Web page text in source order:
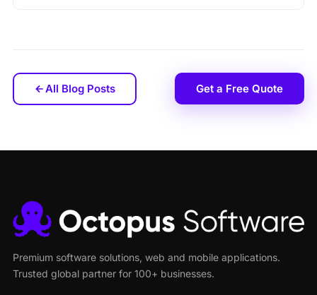
All Blog Posts Get a Free Quote
Premium software solutions, web and mobile applications.
Trusted global partner for 100+ businesses.